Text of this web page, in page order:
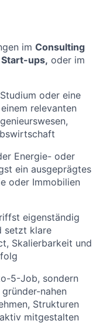
im Consulting
ups, oder im
oder eine
relevanten
Energie- oder
ein ausgeprägtes
oder Immobilien
eigenständig
setzt klare
Skalierbarkeit und
5-Job, sondern
nahen
Strukturen
mitgestalten